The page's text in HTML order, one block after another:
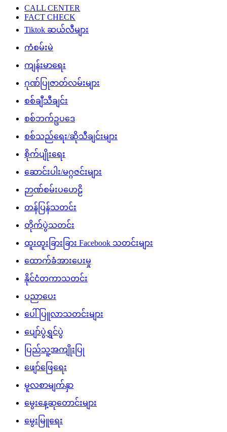
CALL CENTER
FACT CHECK
Tiktok ဆယ်လီများ
ကံစမ်းမဲ
ကျန်းမာရေး
ဂုဏ်ပြုဇာတ်လမ်းများ
စစ်ချီသီချင်း
စစ်ဘက်ဥပဒေ
စစ်သည်ရေး/ဆိုသီချင်းများ
စိုက်ပျိုးရေး
ဆောင်းပါး/မဂ္ဂဇင်းများ
ဉာဏ်စမ်းပဟေဠိ
တန်ပြန်သတင်း
တိုက်ပွဲသတင်း
ထူးထူးခြားခြား Facebook သတင်းများ
ထောက်ခံအားပေးမှု
နိုင်ငံတကာသတင်း
ပညာပေး
ပေါ်ပြူလာသတင်းများ
ပျော်ပွဲရွှင်ပွဲ
ပြည်သူ့အကျိုးပြု
ဖျော်ဖြေရေး
မူလစာမျက်နှာ
မွေးနေ့ဆုတောင်းများ
မွေးမြူရေး